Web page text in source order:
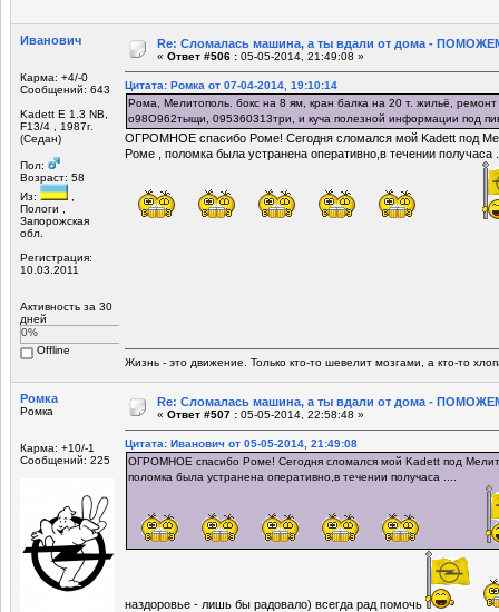
Иванович
Карма: +4/-0
Сообщений: 643
Kadett E 1.3 NB,
F13/4 , 1987г.
(Седан)
Пол:
Возраст: 58
Из:
Пологи ,
Запорожская
обл.
Регистрация:
10.03.2011
Активность за 30
дней
0%
Offline
Re: Сломалась машина, а ты вдали от дома -
« Ответ #506 : 05-05-2014, 21:49:08 »
Цитата: Ромка от 07-04-2014, 19:10:14
Рома, Мелитополь. бокс на 8 ям, кран балка на 20 т. жильё,
о98О962тыщи, 095360313три, и куча полезной информации под
ОГРОМНОЕ спасибо Роме! Сегодня сломался мой Kadett под
Роме , поломка была устранена оперативно,в течении получаса
Жизнь - это движение. Только кто-то шевелит мозгами, а кто-то
Ромка
Ромка
Карма: +10/-1
Сообщений: 225
Re: Сломалась машина, а ты вдали от дома -
« Ответ #507 : 05-05-2014, 22:58:48 »
Цитата: Иванович от 05-05-2014, 21:49:08
ОГРОМНОЕ спасибо Роме! Сегодня сломался мой Kadett под
поломка была устранена оперативно,в течении получаса ....
наздоровье - лишь бы радовало) всегда рад помочь